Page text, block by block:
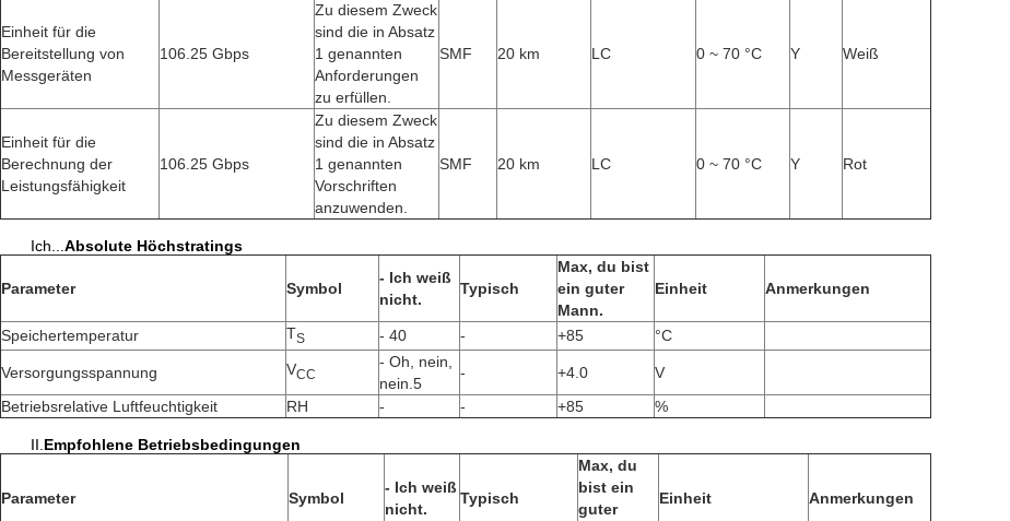
Einheit für die
Bereitstellung von
Messgeräten
106.25 Gbps
Zu diesem Zweck
sind die in Absatz
1 genannten
Anforderungen
zu erfüllen.
SMF 20 km LC 0 ~ 70 °C Y Weiß
Einheit für die
Berechnung der
Leistungsfähigkeit
106.25 Gbps
Zu diesem Zweck
sind die in Absatz
1 genannten
Vorschriften
anzuwenden.
SMF 20 km LC 0 ~ 70 °C Y Rot
Ich... Absolute Höchstratings
Parameter Symbol
- Ich weiß
nicht.
Typisch
Max, du bist
ein guter
Mann.
Einheit Anmerkungen
Speichertemperatur TS - 40 - +85 °C
Versorgungsspannung VCC
- Oh, nein,
nein.5
- +4.0
V
Betriebsrelative Luftfeuchtigkeit
RH - - +85 %
II. Empfohlene Betriebsbedingungen
Parameter Symbol
- Ich weiß
nicht.
Typisch
Max, du
bist ein
guter
Einheit Anmerkungen